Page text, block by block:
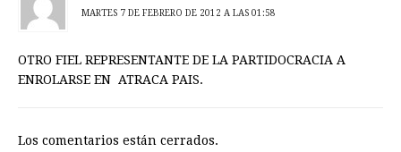
MARTES 7 DE FEBRERO DE 2012 A LAS 01:58
OTRO FIEL REPRESENTANTE DE LA PARTIDOCRACIA A
ENROLARSE EN ATRACA PAIS.
Los comentarios están cerrados.